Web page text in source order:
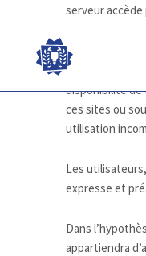
serveur
Liens
Chalon-sur-
disponibilité de
ces sites ou
utilisation
Les
expresse et
Dans
appartiendra